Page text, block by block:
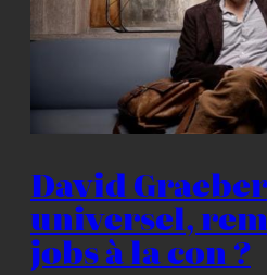
David
universel,
jobs à la con ?